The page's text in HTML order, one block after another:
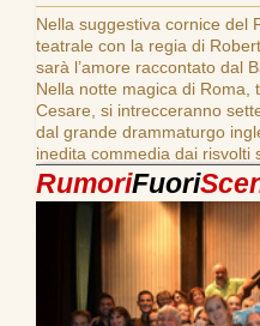
Nella suggestiva cornice del
teatrale con la regia di
sarà l’amore raccontato dal
Nella notte magica di Roma,
Cesare, si intrecceranno
dal grande drammaturgo
inedita commedia dai
RumoriFuori